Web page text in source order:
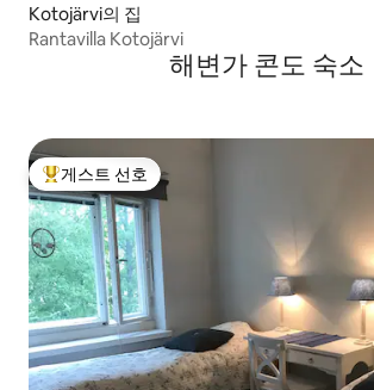
Kotojärvi의 집
Rantavilla Kotojärvi
해변가 콘도 숙소
상위 게스트 선호
게스트 선호